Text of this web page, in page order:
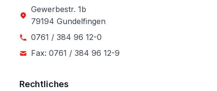
Gewerbestr. 1b
79194 Gundelfingen
0761 / 384 96 12-0
Fax: 0761 / 384 96 12-9
Rechtliches